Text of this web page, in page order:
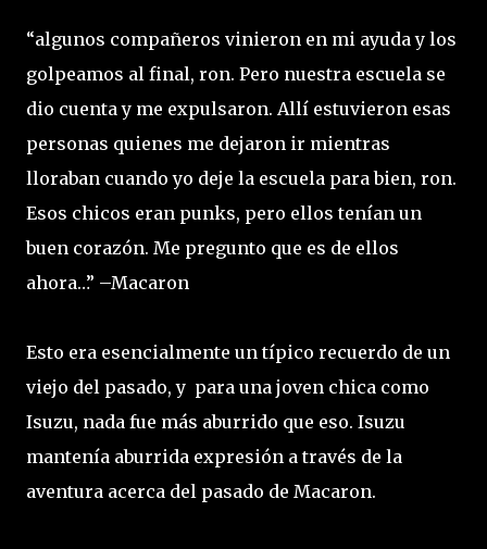
“algunos compañeros vinieron en mi ayuda y los
golpeamos al final, ron. Pero nuestra escuela se
dio cuenta y me expulsaron. Allí estuvieron esas
personas quienes me dejaron ir mientras
lloraban cuando yo deje la escuela para bien, ron.
Esos chicos eran punks, pero ellos tenían un
buen corazón. Me pregunto que es de ellos
ahora…” –Macaron
Esto era esencialmente un típico recuerdo de un
viejo del pasado, y para una joven chica como
Isuzu, nada fue más aburrido que eso. Isuzu
mantenía aburrida expresión a través de la
aventura acerca del pasado de Macaron.